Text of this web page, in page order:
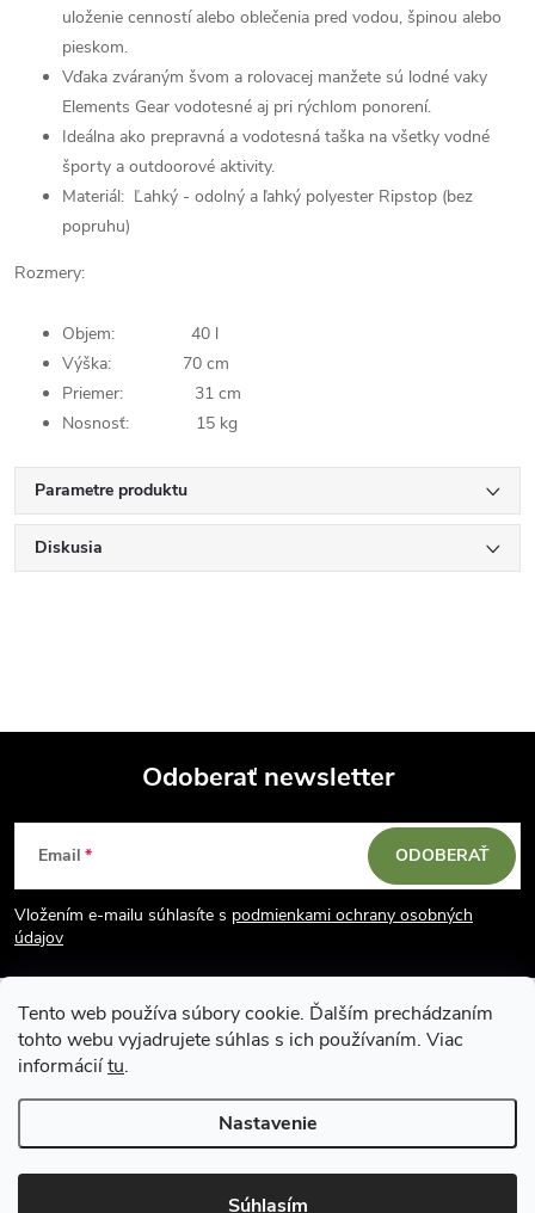
Tento web používa súbory cookie. Ďalším prechádzaním
tohto webu vyjadrujete súhlas s ich používaním. Viac
informáciítu.
Nastavenie
Súhlasím
uloženie cenností alebo oblečenia pred vodou, špinou alebo
pieskom.
Vďaka zváraným švom a rolovacej manžete sú lodné vaky
Elements Gear vodotesné aj pri rýchlom ponorení.
Ideálna ako prepravná a vodotesná taška na všetky vodné
športy a outdoorové aktivity.
Materiál: Ľahký - odolný a ľahký polyester Ripstop (bez
popruhu)
Rozmery:
Objem: 40 l
Výška: 70 cm
Priemer: 31 cm
Nosnosť: 15 kg
Parametre produktu
Diskusia
Z
á
p
ä
e
Odoberať newsletter
Email
Vložením e-mailu súhlasíte s podmienkami ochrany osobných
údajov
ODOBERAŤ
Copyright 2026Vodácky obchod SUN sport. Všetky práva vyhradené.
Upraviť nastavenie cookies